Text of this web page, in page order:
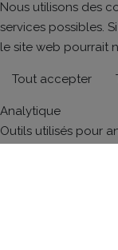
Nous utilisons des
services possibles.
le site web pourrait
Tout accepter
Analytique
Outils utilisés pour